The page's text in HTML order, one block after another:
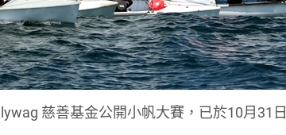
慈善基金公開小帆大賽，已於10月31